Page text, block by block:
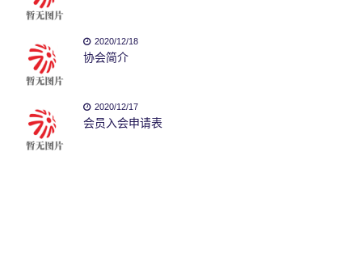
2020/12/18
协会简介
2020/12/17
会员入会申请表